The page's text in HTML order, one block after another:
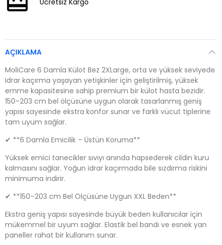
Ücretsiz Kargo
AÇIKLAMA
MoliCare 6 Damla Külot Bez 2XLarge, orta ve yüksek seviyede
idrar kaçırma yaşayan yetişkinler için geliştirilmiş, yüksek
emme kapasitesine sahip premium bir külot hasta bezidir.
150–203 cm bel ölçüsüne uygun olarak tasarlanmış geniş
yapısı sayesinde ekstra konfor sunar ve farklı vücut tiplerine
tam uyum sağlar.
✔ **6 Damla Emicilik – Üstün Koruma**
Yüksek emici tanecikler sıvıyı anında hapsederek cildin kuru
kalmasını sağlar. Yoğun idrar kaçırmada bile sızdırma riskini
minimuma indirir.
✔ **150–203 cm Bel Ölçüsüne Uygun XXL Beden**
Ekstra geniş yapısı sayesinde büyük beden kullanıcılar için
mükemmel bir uyum sağlar. Elastik bel bandı ve esnek yan
paneller rahat bir kullanım sunar.